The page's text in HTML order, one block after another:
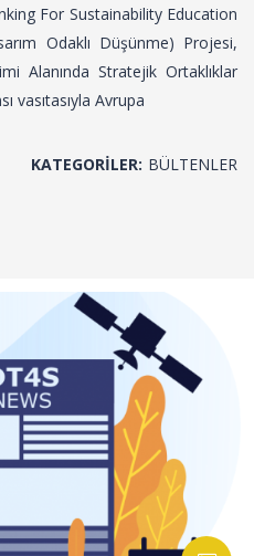
For Sustainability Education
Odaklı Düşünme) Projesi,
Alanında Stratejik Ortaklıklar
vasıtasıyla Avrupa
KATEGORILER: BÜLTENLER